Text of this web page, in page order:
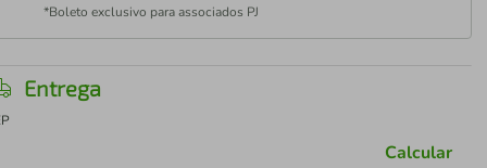
*Boleto exclusivo para associados PJ
Entrega
Calcular